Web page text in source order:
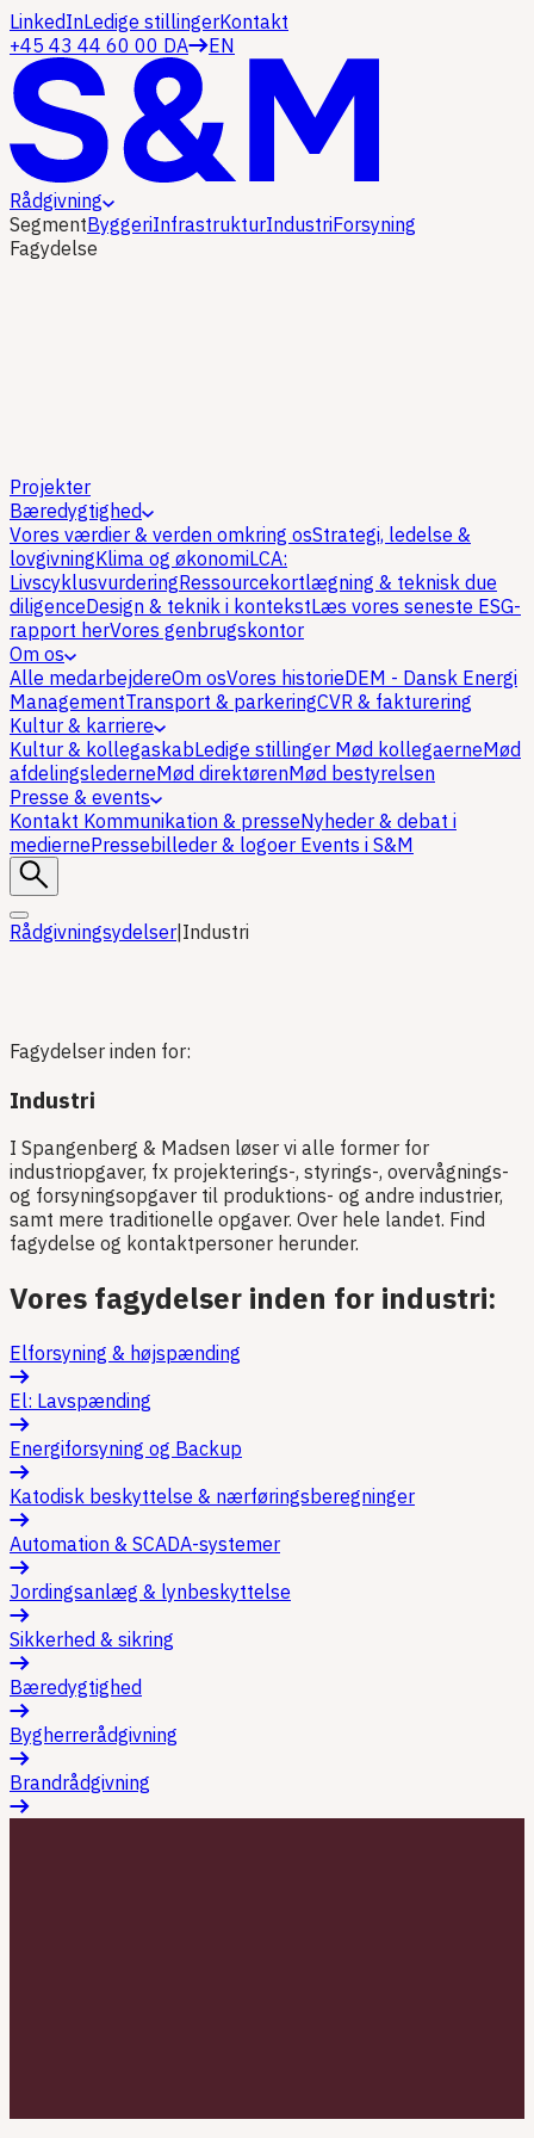
LinkedInLedige stillingerKontakt
+45 43 44 60 00 DA EN
Rådgivning
SegmentByggeriInfrastrukturIndustriForsyning
Fagydelse
Projekter
Bæredygtighed
Vores værdier & verden omkring osStrategi, ledelse &
lovgivningKlima og økonomiLCA:
LivscyklusvurderingRessourcekortlægning & teknisk due
diligenceDesign & teknik i kontekstLæs vores seneste ESG-
rapport herVores genbrugskontor
Om os
Alle medarbejdereOm osVores historieDEM - Dansk Energi
ManagementTransport & parkeringCVR & fakturering
Kultur & karriere
Kultur & kollegaskabLedige stillinger Mød kollegaerneMød
afdelingslederneMød direktørenMød bestyrelsen
Presse & events
Kontakt Kommunikation & presseNyheder & debat i
mediernePressebilleder & logoer Events i S&M
Rådgivningsydelser Industri
Fagydelser inden for:
Industri
I Spangenberg & Madsen løser vi alle former for
industriopgaver, fx projekterings-, styrings-, overvågnings-
og forsyningsopgaver til produktions- og andre industrier,
samt mere traditionelle opgaver. Over hele landet. Find
fagydelse og kontaktpersoner herunder.
Vores fagydelser inden for industri:
Elforsyning & højspænding
El: Lavspænding
Energiforsyning og Backup
Katodisk beskyttelse & nærføringsberegninger
Automation & SCADA-systemer
Jordingsanlæg & lynbeskyttelse
Sikkerhed & sikring
Bæredygtighed
Bygherrerådgivning
Brandrådgivning
stærkstrømsingeniør,Albertslund